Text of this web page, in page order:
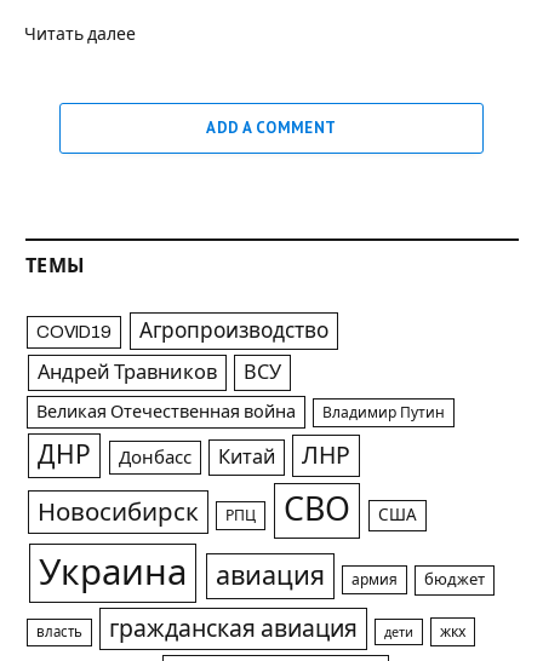
Читать далее
ADD A COMMENT
ТЕМЫ
COVID19 Агропроизводство
Андрей Травников ВСУ
Великая Отечественная война Владимир Путин
ДНР Донбасс Китай ЛНР
Новосибирск РПЦ СВО США
Украина авиация армия бюджет
власть гражданская авиация дети жкх